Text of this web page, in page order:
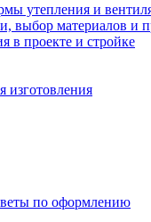
утепления и
выбор материалов и
в проекте и стройке
изготовления
по оформлению